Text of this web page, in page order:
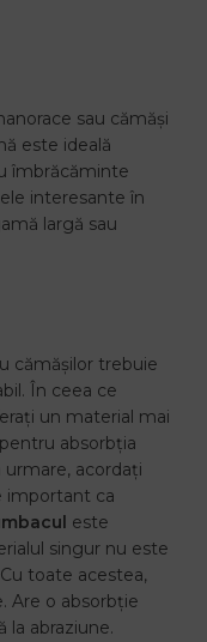
sau cămăși
este ideală
îmbrăcăminte
interesante în
largă sau
cămășilor trebuie
În ceea ce
un material mai
absorbția
urmare, acordați
important ca
este
singur nu este
toate acestea,
Are o absorbție
la abraziune.